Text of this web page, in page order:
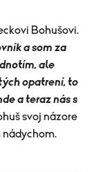
Bohušovi.
a som za
ale
opatrení, to
a teraz nás s
svoj názore